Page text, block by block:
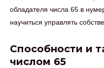
обладателя числа 65 в
научиться управлять
Способности и
числом 65